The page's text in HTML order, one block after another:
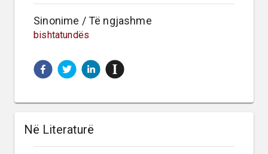
Sinonime / Të ngjashme
bishtatundës
Në Literaturë